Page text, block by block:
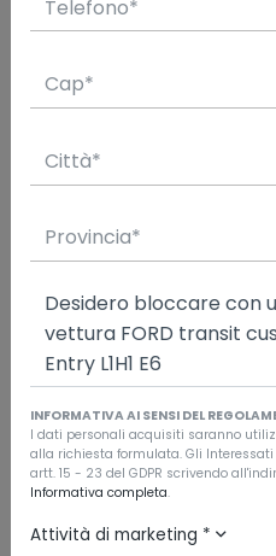
€18.900
Richiedi un preventivo
CARATTERISTICHE
Tipo di veicolo
Usata
Immatricolazione
9/2019
Chilometraggio
101.000
Garanzia
Garanzia del concessionario
INFORMATIVA AI SENSI DEL
I dati personali acquisiti saranno
alla richiesta formulata. Gli
artt. 15 - 23 del GDPR scrivendo
Informativa completa.
Attività di marketing *